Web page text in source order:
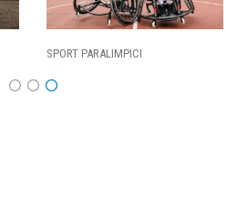
BASKET